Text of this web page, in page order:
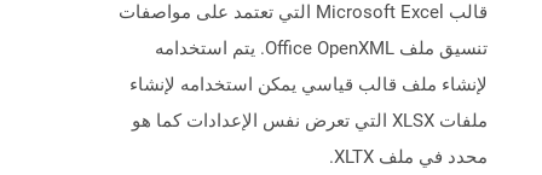
قالب Microsoft Excel التي تعتمد على مواصفات
تنسيق ملف Office OpenXML. يتم استخدامه
لإنشاء ملف قالب قياسي يمكن استخدامه لإنشاء
ملفات XLSX التي تعرض نفس الإعدادات كما هو
محدد في ملف XLTX.